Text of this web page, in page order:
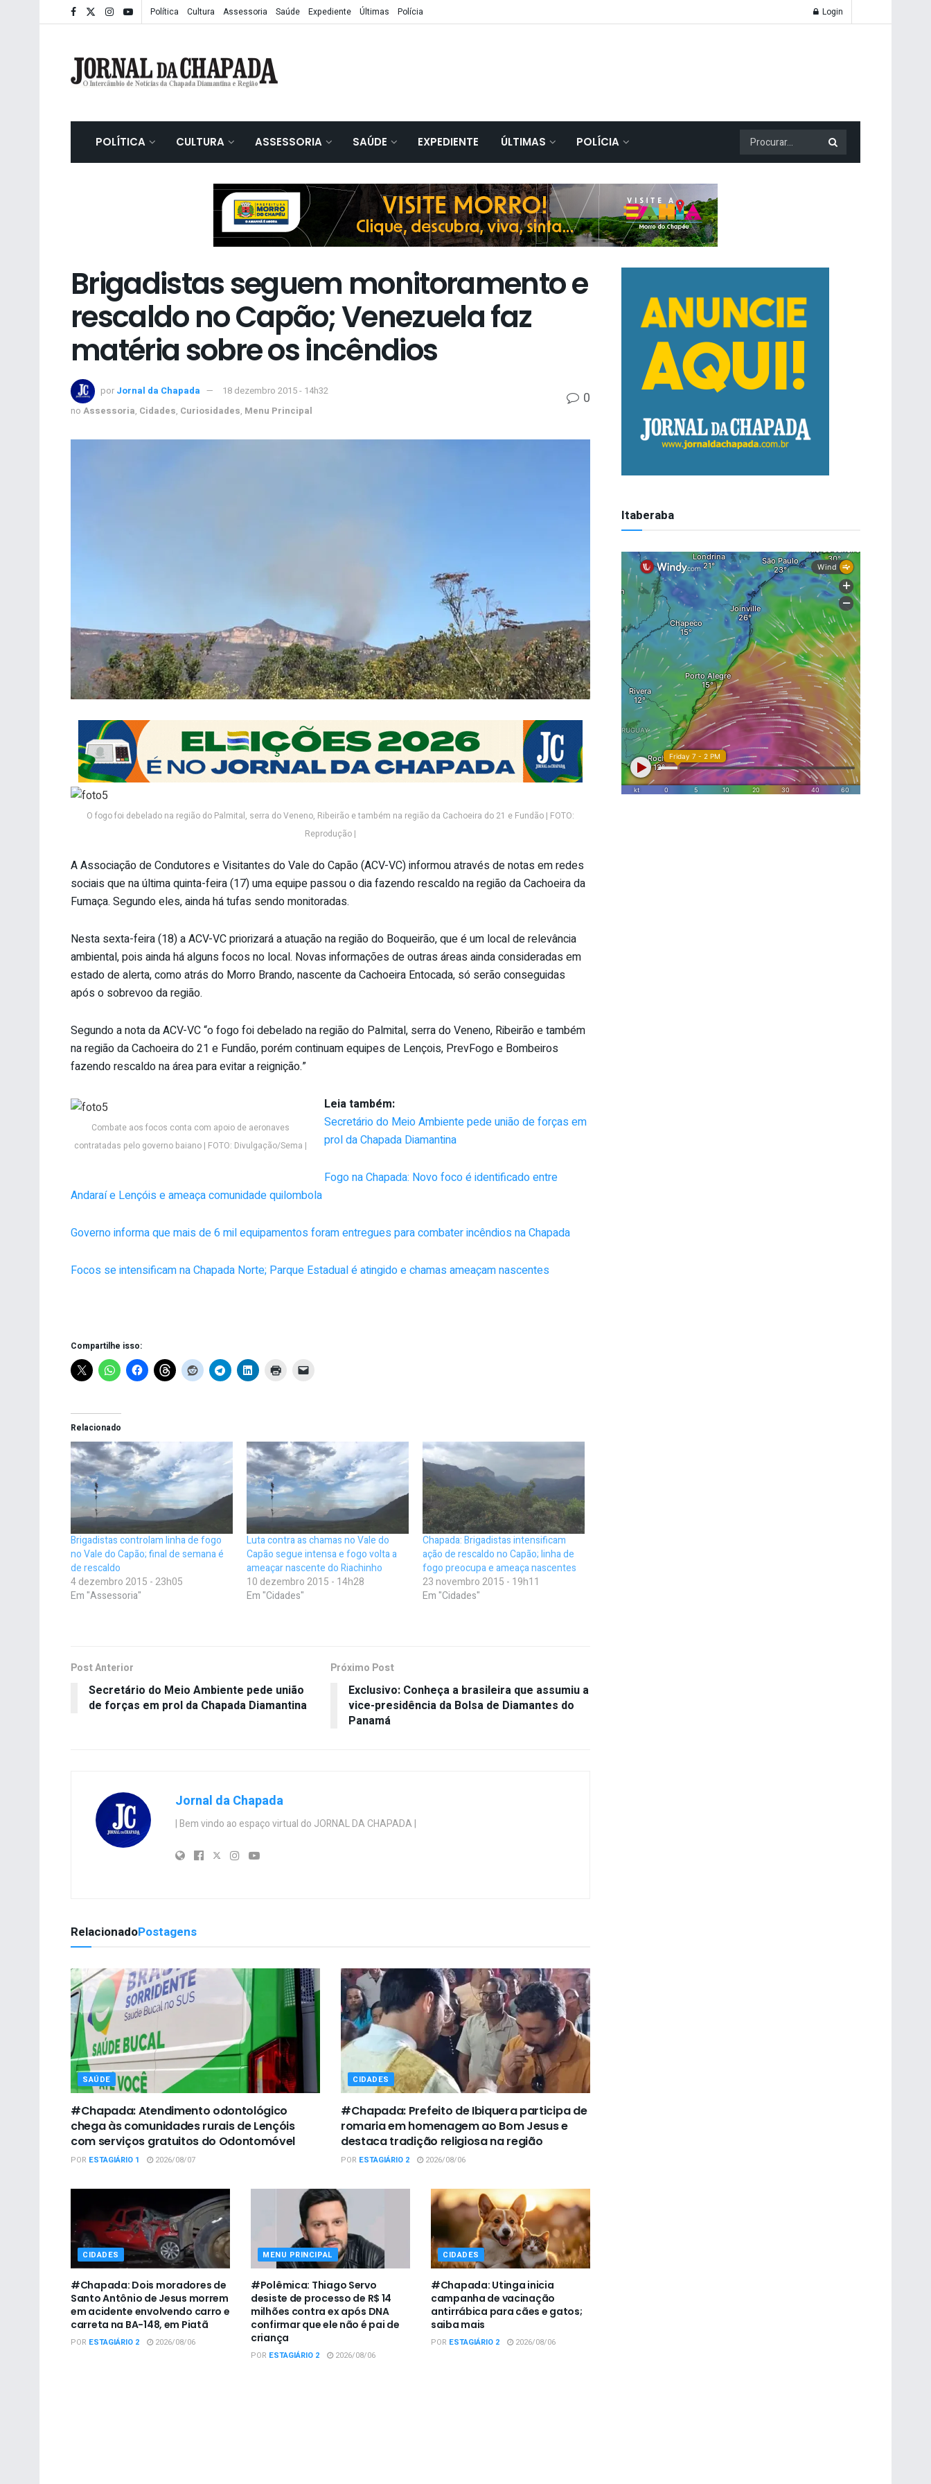
Política Cultura Assessoria Saúde Expediente Últimas Polícia Login
POLÍTICA CULTURA ASSESSORIA SAÚDE EXPEDIENTE ÚLTIMAS POLÍCIA
Brigadistas seguem monitoramento e
rescaldo no Capão; Venezuela faz
matéria sobre os incêndios
por Jornal da Chapada
18 dezembro 2015 - 14h32
no Assessoria, Cidades, Curiosidades, Menu Principal
0
O fogo foi debelado na região do Palmital, serra do Veneno, Ribeirão e também na região da Cachoeira do 21 e Fundão | FOTO:
Reprodução |
A Associação de Condutores e Visitantes do Vale do Capão (ACV-VC) informou através de notas em redes
sociais que na última quinta-feira (17) uma equipe passou o dia fazendo rescaldo na região da Cachoeira da
Fumaça. Segundo eles, ainda há tufas sendo monitoradas.
Nesta sexta-feira (18) a ACV-VC priorizará a atuação na região do Boqueirão, que é um local de relevância
ambiental, pois ainda há alguns focos no local. Novas informações de outras áreas ainda consideradas em
estado de alerta, como atrás do Morro Brando, nascente da Cachoeira Entocada, só serão conseguidas
após o sobrevoo da região.
Segundo a nota da ACV-VC “o fogo foi debelado na região do Palmital, serra do Veneno, Ribeirão e também
na região da Cachoeira do 21 e Fundão, porém continuam equipes de Lençois, PrevFogo e Bombeiros
fazendo rescaldo na área para evitar a reignição.”
Combate aos focos conta com apoio de aeronaves
contratadas pelo governo baiano | FOTO: Divulgação/Sema |
Leia também:
Secretário do Meio Ambiente pede união de forças em
prol da Chapada Diamantina
Fogo na Chapada: Novo foco é identificado entre
Andaraí e Lençóis e ameaça comunidade quilombola
Governo informa que mais de 6 mil equipamentos foram entregues para combater incêndios na Chapada
Focos se intensificam na Chapada Norte; Parque Estadual é atingido e chamas ameaçam nascentes
Compartilhe isso:
Relacionado
Brigadistas controlam linha de fogo
no Vale do Capão; final de semana é
de rescaldo
4 dezembro 2015 - 23h05
Em "Assessoria"
Luta contra as chamas no Vale do
Capão segue intensa e fogo volta a
ameaçar nascente do Riachinho
10 dezembro 2015 - 14h28
Em "Cidades"
Chapada: Brigadistas intensificam
ação de rescaldo no Capão; linha de
fogo preocupa e ameaça nascentes
23 novembro 2015 - 19h11
Em "Cidades"
Post Anterior
Secretário do Meio Ambiente pede união
de forças em prol da Chapada Diamantina
Próximo Post
Exclusivo: Conheça a brasileira que assumiu a
vice-presidência da Bolsa de Diamantes do
Panamá
Jornal da Chapada
| Bem vindo ao espaço virtual do JORNAL DA CHAPADA |
RelacionadoPostagens
SAÚDE
#Chapada: Atendimento odontológico
chega às comunidades rurais de Lençóis
com serviços gratuitos do Odontomóvel
POR ESTAGIÁRIO 1 2026/08/07
CIDADES
#Chapada: Prefeito de Ibiquera participa de
romaria em homenagem ao Bom Jesus e
destaca tradição religiosa na região
POR ESTAGIÁRIO 2 2026/08/06
CIDADES
#Chapada: Dois moradores de
Santo Antônio de Jesus morrem
em acidente envolvendo carro e
carreta na BA-148, em Piatã
POR ESTAGIÁRIO 2 2026/08/06
MENU PRINCIPAL
#Polêmica: Thiago Servo
desiste de processo de R$ 14
milhões contra ex após DNA
confirmar que ele não é pai de
criança
POR ESTAGIÁRIO 2 2026/08/06
CIDADES
#Chapada: Utinga inicia
campanha de vacinação
antirrábica para cães e gatos;
saiba mais
POR ESTAGIÁRIO 2 2026/08/06
Itaberaba